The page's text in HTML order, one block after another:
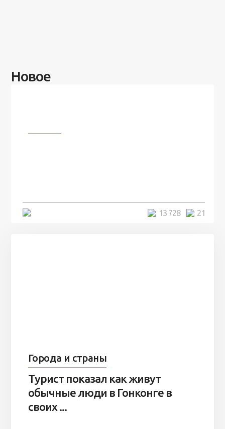
Новое
21
13 728
Города и страны
Турист показал как живут
обычные люди в Гонконге в
своих ...